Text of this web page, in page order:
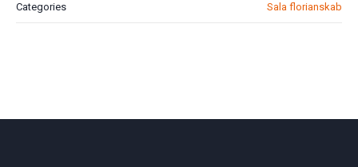
Categories Sala florianskab